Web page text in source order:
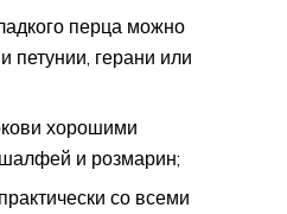
перца можно
петунии, герани или
хорошими
и розмарин;
со всеми